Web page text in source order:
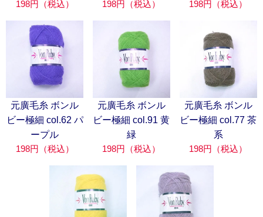
198円（税込）
198円（税込）
198円（税込）
元廣毛糸 ボンル
ビー極細 col.62 パ
ープル
198円（税込）
元廣毛糸 ボンル
ビー極細 col.91 黄
緑
198円（税込）
元廣毛糸 ボンル
ビー極細 col.77 茶
系
198円（税込）